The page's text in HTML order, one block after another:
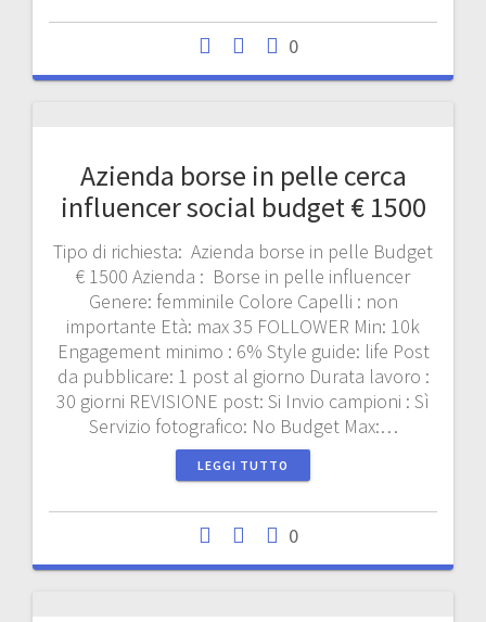
0
Azienda borse in pelle cerca
influencer social budget € 1500
Tipo di richiesta: Azienda borse in pelle Budget
€ 1500 Azienda : Borse in pelle influencer
Genere: femminile Colore Capelli : non
importante Età: max 35 FOLLOWER Min: 10k
Engagement minimo : 6% Style guide: life Post
da pubblicare: 1 post al giorno Durata lavoro :
30 giorni REVISIONE post: Si Invio campioni : Sì
Servizio fotografico: No Budget Max:…
LEGGI TUTTO
0